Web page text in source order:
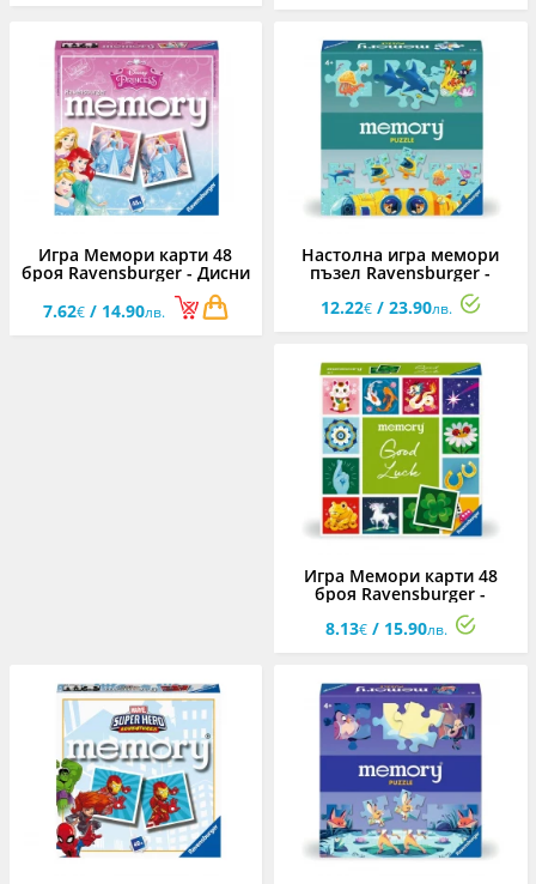
Игра Мемори карти 48
броя Ravensburger - Дисни
7.62€/ 14.90лв.
Настолна игра мемори
пъзел Ravensburger -
12.22€/ 23.90лв.
Игра Мемори карти 48
броя Ravensburger -
8.13€/ 15.90лв.